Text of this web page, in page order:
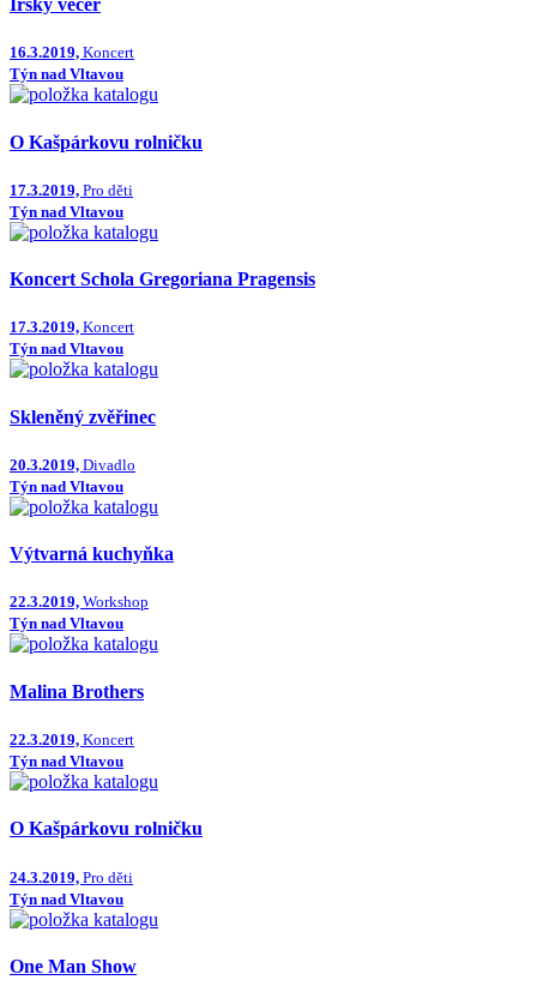
Irský večer
16.3.2019, Koncert
Týn nad Vltavou
O Kašpárkovu rolničku
17.3.2019, Pro děti
Týn nad Vltavou
Koncert Schola Gregoriana Pragensis
17.3.2019, Koncert
Týn nad Vltavou
Skleněný zvěřinec
20.3.2019, Divadlo
Týn nad Vltavou
Výtvarná kuchyňka
22.3.2019, Workshop
Týn nad Vltavou
Malina Brothers
22.3.2019, Koncert
Týn nad Vltavou
O Kašpárkovu rolničku
24.3.2019, Pro děti
Týn nad Vltavou
One Man Show